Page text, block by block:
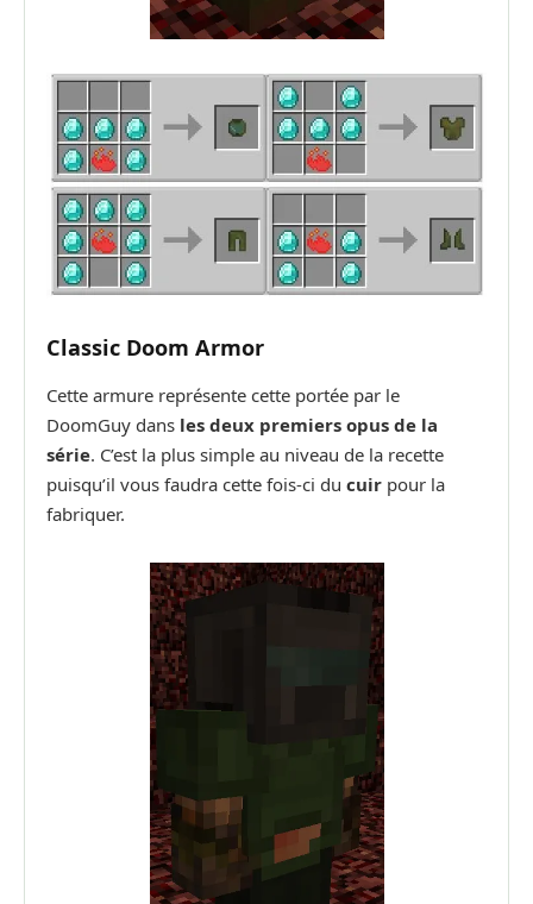
Classic Doom Armor
Cette armure représente cette portée par le
DoomGuy dans les deux premiers opus de la
série. C’est la plus simple au niveau de la recette
puisqu’il vous faudra cette fois-ci du cuir pour la
fabriquer.